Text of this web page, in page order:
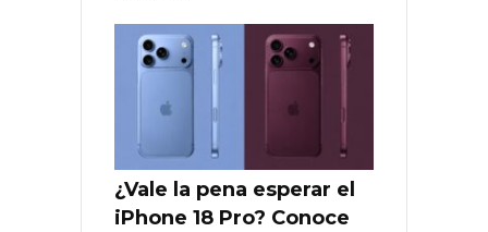
¿Vale la pena esperar el
iPhone 18 Pro? Conoce